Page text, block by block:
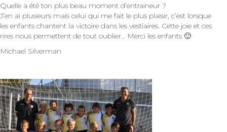
Quelle a été ton plus beau moment d’entraineur ?
J’en ai plusieurs mais celui qui me fait le plus plaisir, c’est lorsque
les enfants chantent la victoire dans les vestiaires. Cette joie et ces
rires nous permettent de tout oublier… Merci les enfants 🙂
Michael Silverman